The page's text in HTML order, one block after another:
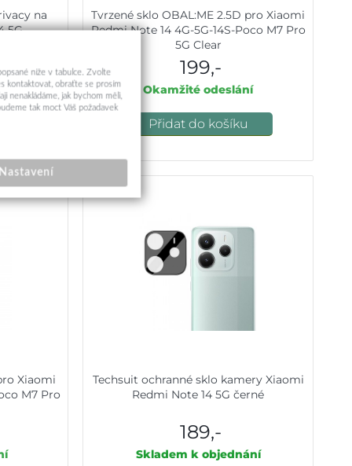
na
5G
Tvrzené sklo OBAL:ME 2.5D pro Xiaomi
Redmi Note 14 4G-5G-14S-Poco M7 Pro
5G Clear
199,-
Okamžité odeslání
Přidat do košíku
Xiaomi
M7 Pro
Techsuit ochranné sklo kamery Xiaomi
Redmi Note 14 5G černé
189,-
Skladem k objednání
níže v tabulce. Zvolte
kontaktovat, obraťte se prosím
nenakládáme, jak bychom měli,
tak moct Váš požadavek